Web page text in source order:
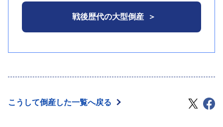
・（株）日医工四国（TSR企業コード:710277296、
法人番号:5470001003248、高松市松島町3－24－
6、設立昭和52年4月、資本金8000万円、同社長、
企業コード:590046195、法人番
場）との資本関係はない。
しかし、その後の行政の立ち入り検査により、同
ことを指摘された。29年に入り施設での操業を中止
戦後歴代の大型倒産
こうして倒産した一覧へ戻る